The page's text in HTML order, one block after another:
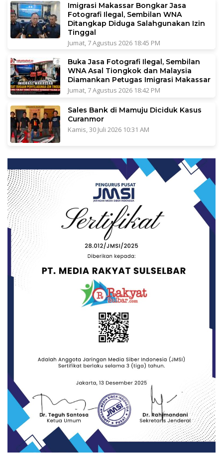
Imigrasi Makassar Bongkar Jasa
Fotografi Ilegal, Sembilan WNA
Ditangkap Diduga Salahgunakan Izin
Tinggal
Jumat, 7 Agustus 2026 18:45 PM
Buka Jasa Fotografi Ilegal, Sembilan
WNA Asal Tiongkok dan Malaysia
Diamankan Petugas Imigrasi Makassar
Jumat, 7 Agustus 2026 18:42 PM
Sales Bank di Mamuju Diciduk Kasus
Curanmor
Kamis, 30 Juli 2026 10:31 AM